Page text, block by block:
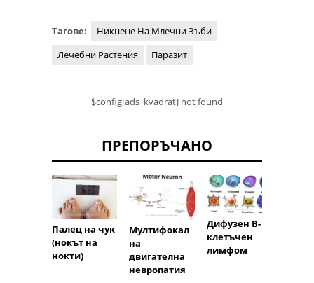
Тагове:
Никнене На Млечни Зъби
Лечебни Растения
Паразит
$config[ads_kvadrat] not found
ПРЕПОРЪЧАНО
Палец на чук
(нокът на
нокти)
Мултифокал
на
двигателна
невропатия
Дифузен В-
клетъчен
лимфом